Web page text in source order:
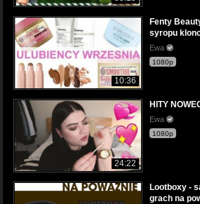
10:36
Fenty
syropu
Ewa
1080p
24:22
HITY
Ewa
1080p
Lootboxy -
grach na